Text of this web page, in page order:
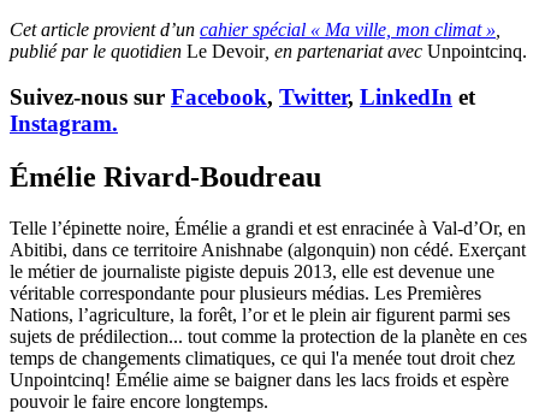
Cet article provient d’un cahier spécial « Ma ville, mon climat »
publié par le quotidien Le Devoir, en partenariat avec Unpointcinq.
Suivez-nous sur Facebook, Twitter, LinkedIn et
Instagram.
Émélie Rivard-Boudreau
Telle l’épinette noire, Émélie a grandi et est enracinée à Val-d’Or, en
Abitibi, dans ce territoire Anishnabe (algonquin) non cédé. Exerçant
le métier de journaliste pigiste depuis 2013, elle est devenue une
véritable correspondante pour plusieurs médias. Les Premières
Nations, l’agriculture, la forêt, l’or et le plein air figurent parmi ses
sujets de prédilection... tout comme la protection de la planète en ces
temps de changements climatiques, ce qui l'a menée tout droit chez
Unpointcinq! Émélie aime se baigner dans les lacs froids et espère
pouvoir le faire encore longtemps.